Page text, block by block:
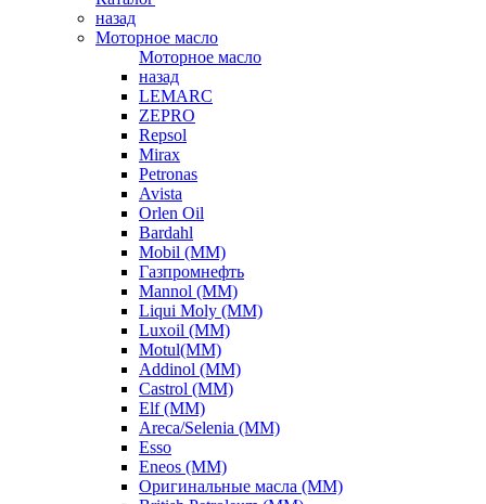
назад
Моторное масло
Моторное масло
назад
LEMARC
ZEPRO
Repsol
Mirax
Petronas
Avista
Orlen Oil
Bardahl
Mobil (ММ)
Газпромнефть
Mannol (ММ)
Liqui Moly (ММ)
Luxoil (ММ)
Motul(ММ)
Addinol (ММ)
Castrol (ММ)
Elf (ММ)
Areca/Selenia (ММ)
Esso
Eneos (ММ)
Оригинальные масла (ММ)